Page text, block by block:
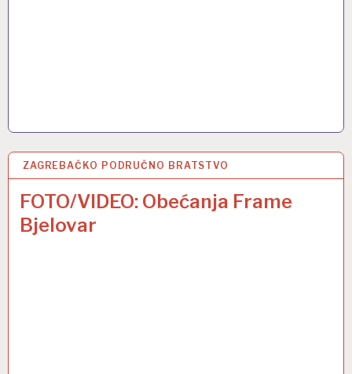
ZAGREBAČKO PODRUČNO BRATSTVO
FOTO/VIDEO: Obećanja Frame
Bjelovar
27 LIS 2016